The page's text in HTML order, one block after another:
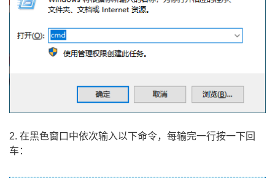
2. 在黑色窗口中依次输入以下命令，每输完一行按一下回
车：